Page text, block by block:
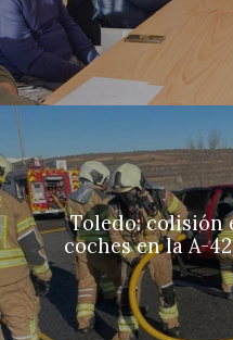
Toledo: colisión
coches en la A-